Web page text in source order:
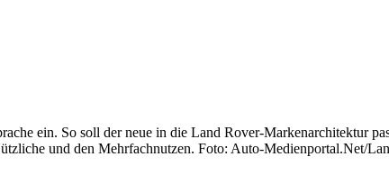
ein. So soll der neue in die Land Rover-Markenarchitektur
und den Mehrfachnutzen. Foto: Auto-Medienportal.Net/